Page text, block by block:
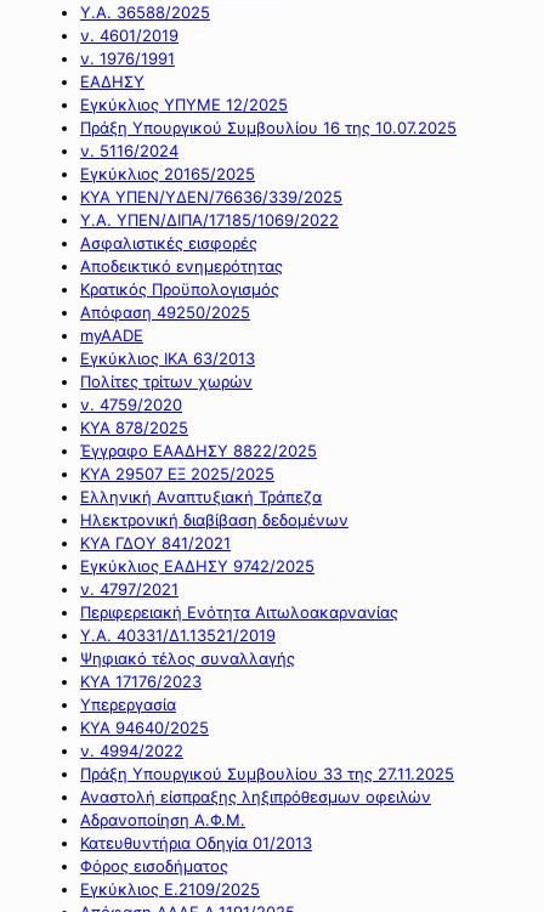
Υ.Α. 36588/2025
ν. 4601/2019
ν. 1976/1991
ΕΑΔΗΣΥ
Εγκύκλιος ΥΠΥΜΕ 12/2025
Πράξη Υπουργικού Συμβουλίου 16 της 10.07.2025
ν. 5116/2024
Εγκύκλιος 20165/2025
ΚΥΑ ΥΠΕΝ/ΥΔΕΝ/76636/339/2025
Υ.Α. ΥΠΕΝ/ΔΙΠΑ/17185/1069/2022
Ασφαλιστικές εισφορές
Αποδεικτικό ενημερότητας
Κρατικός Προϋπολογισμός
Απόφαση 49250/2025
myAADE
Εγκύκλιος ΙΚΑ 63/2013
Πολίτες τρίτων χωρών
ν. 4759/2020
ΚΥΑ 878/2025
Έγγραφο ΕΑΑΔΗΣΥ 8822/2025
ΚΥΑ 29507 ΕΞ 2025/2025
Ελληνική Αναπτυξιακή Τράπεζα
Ηλεκτρονική διαβίβαση δεδομένων
ΚΥΑ ΓΔΟΥ 841/2021
Εγκύκλιος ΕΑΔΗΣΥ 9742/2025
ν. 4797/2021
Περιφερειακή Ενότητα Αιτωλοακαρνανίας
Υ.Α. 40331/Δ1.13521/2019
Ψηφιακό τέλος συναλλαγής
ΚΥΑ 17176/2023
Υπερεργασία
ΚΥΑ 94640/2025
ν. 4994/2022
Πράξη Υπουργικού Συμβουλίου 33 της 27.11.2025
Αναστολή είσπραξης ληξιπρόθεσμων οφειλών
Αδρανοποίηση Α.Φ.Μ.
Κατευθυντήρια Οδηγία 01/2013
Φόρος εισοδήματος
Εγκύκλιος Ε.2109/2025